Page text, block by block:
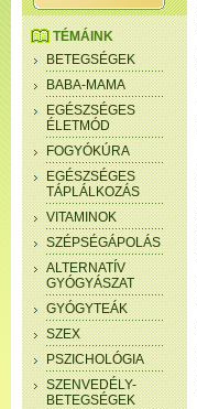
TÉMÁINK
BETEGSÉGEK
BABA-MAMA
EGÉSZSÉGES
ÉLETMÓD
FOGYÓKÚRA
EGÉSZSÉGES
TÁPLÁLKOZÁS
VITAMINOK
SZÉPSÉGÁPOLÁS
ALTERNATÍV
GYÓGYÁSZAT
GYÓGYTEÁK
SZEX
PSZICHOLÓGIA
SZENVEDÉLY-
BETEGSÉGEK